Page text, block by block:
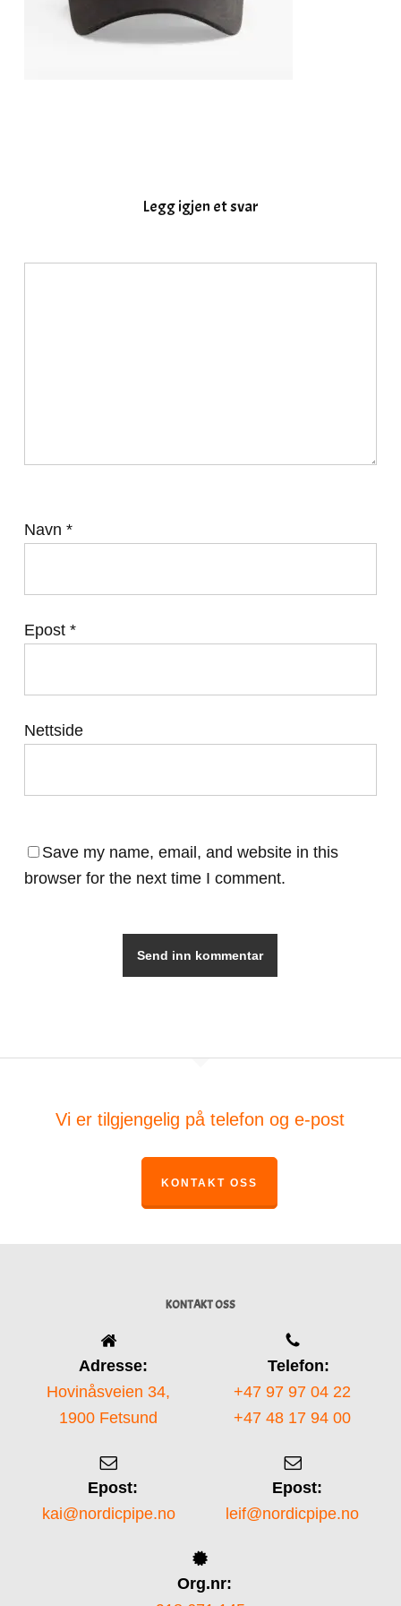
Legg igjen et svar
Navn *
Epost *
Nettside
Save my name, email, and website in this
browser for the next time I comment.
Vi er tilgjengelig på telefon og e-post
KONTAKT OSS
KONTAKT OSS
Adresse:
Hovinåsveien 34,
1900 Fetsund
Telefon:
+47 97 97 04 22
+47 48 17 94 00
Epost:
kai@nordicpipe.no
Epost:
leif@nordicpipe.no
Org.nr: